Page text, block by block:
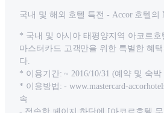
국내 및 해외 호텔 특전 - Accor 호텔의
* 국내 및 아시아 태평양지역 아코르
마스터카드 고객만을 위한 특별한 혜
다.
* 이용기간: ~ 2016/10/31 (예약 및 숙
* 이용방법: - www.mastercard-
속